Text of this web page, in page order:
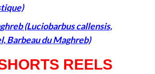
(Luciobarbus callensis,
Barbeau du Maghreb)
REELS